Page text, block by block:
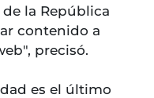
la República
contenido a
precisó.
es el último